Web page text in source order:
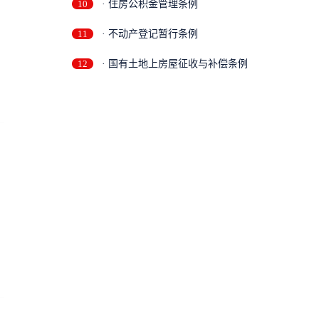
10 · 住房公积金管理条例
11 · 不动产登记暂行条例
12 · 国有土地上房屋征收与补偿条例